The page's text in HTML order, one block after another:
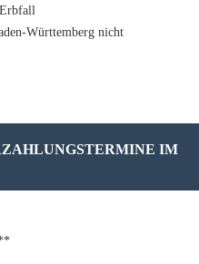
Württemberg nicht
IM